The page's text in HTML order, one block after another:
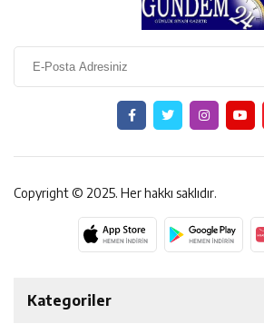
Copyright © 2025. Her hakkı saklıdır.
Kategoriler